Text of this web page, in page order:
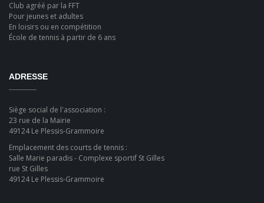
Club agréé par la FFT
Pour jeunes et adultes
En loisirs ou en compétition
École de tennis à partir de 6 ans
ADRESSE
Siège social de l'association :
23 rue de la Mairie
49124 Le Plessis-Grammoire
Emplacement des courts de tennis :
Salle Marie paradis - Complexe sportif St Gilles
rue St Gilles
49124 Le Plessis-Grammoire